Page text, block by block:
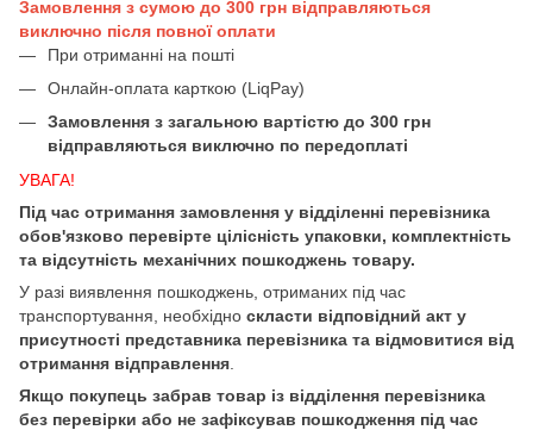
Замовлення з сумою до 300 грн відправляються
виключно після повної оплати
При отриманні на пошті
Онлайн-оплата карткою (LiqPay)
Замовлення з загальною вартістю до 300 грн
відправляються виключно по передоплаті
УВАГА!
Під час отримання замовлення у відділенні перевізника
обов'язково перевірте цілісність упаковки, комплектність
та відсутність механічних пошкоджень товару.
У разі виявлення пошкоджень, отриманих під час
транспортування, необхідно скласти відповідний акт у
присутності представника перевізника та відмовитися від
отримання відправлення
Якщо покупець забрав товар із відділення перевізника
без перевірки або не зафіксував пошкодження під час